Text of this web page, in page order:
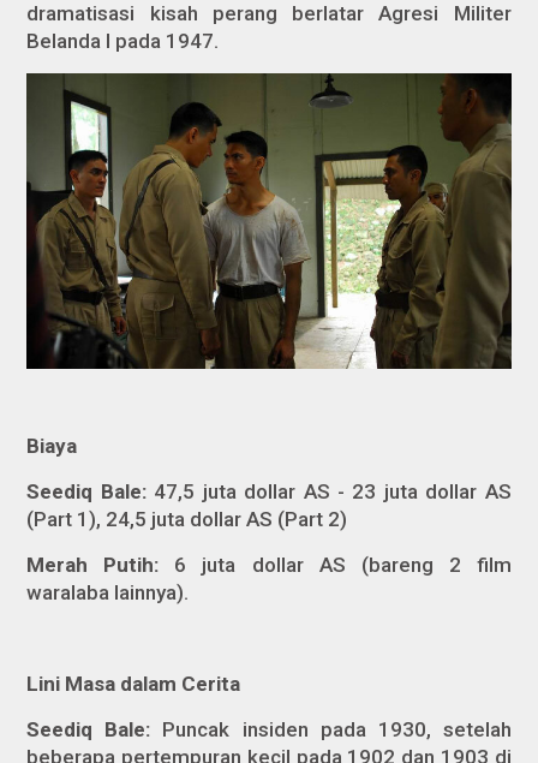
dramatisasi kisah perang berlatar Agresi Militer
Belanda I pada 1947.
Biaya
Seediq Bale: 47,5 juta dollar AS - 23 juta dollar AS
(Part 1), 24,5 juta dollar AS (Part 2)
Merah Putih: 6 juta dollar AS (bareng 2 film
waralaba lainnya).
Lini Masa dalam Cerita
Seediq Bale: Puncak insiden pada 1930, setelah
beberapa pertempuran kecil pada 1902 dan 1903 di